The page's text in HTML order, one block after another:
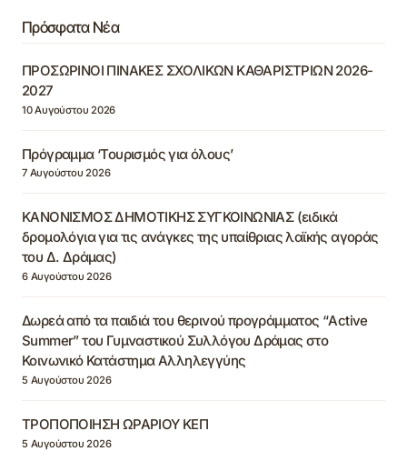
Πρόσφατα Νέα
ΠΡΟΣΩΡΙΝΟΙ ΠΙΝΑΚΕΣ ΣΧΟΛΙΚΩΝ ΚΑΘΑΡΙΣΤΡΙΩΝ 2026-
2027
10 Αυγούστου 2026
Πρόγραμμα ‘Τουρισμός για όλους’
7 Αυγούστου 2026
ΚΑΝΟΝΙΣΜΟΣ ΔΗΜΟΤΙΚΗΣ ΣΥΓΚΟΙΝΩΝΙΑΣ (ειδικά
δρομολόγια για τις ανάγκες της υπαίθριας λαϊκής αγοράς
του Δ. Δράμας)
6 Αυγούστου 2026
Δωρεά από τα παιδιά του θερινού προγράμματος “Active
Summer” του Γυμναστικού Συλλόγου Δράμας στο
Κοινωνικό Κατάστημα Αλληλεγγύης
5 Αυγούστου 2026
ΤΡΟΠΟΠΟΙΗΣΗ ΩΡΑΡΙΟΥ ΚΕΠ
5 Αυγούστου 2026